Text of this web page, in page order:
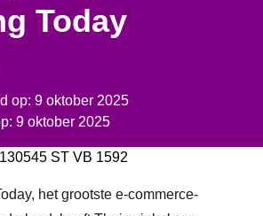
Today
op: 9 oktober 2025
9 oktober 2025
het grootste e-commerce-